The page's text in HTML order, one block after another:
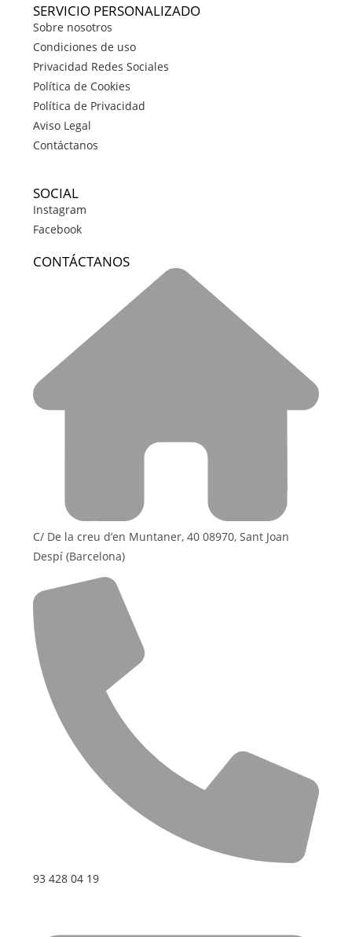
SERVICIO PERSONALIZADO
Sobre nosotros
Condiciones de uso
Privacidad Redes Sociales
Política de Cookies
Política de Privacidad
Aviso Legal
Contáctanos
SOCIAL
Instagram
Facebook
CONTÁCTANOS
C/ De la creu d’en Muntaner, 40 08970, Sant Joan
Despí (Barcelona)
93 428 04 19